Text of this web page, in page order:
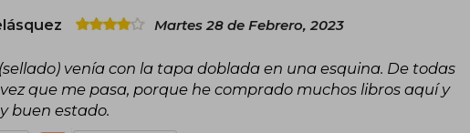
Martes 28 de Febrero, 2023
venía con la tapa doblada en una esquina. De todas
que me pasa, porque he comprado muchos libros aquí y
buen estado.